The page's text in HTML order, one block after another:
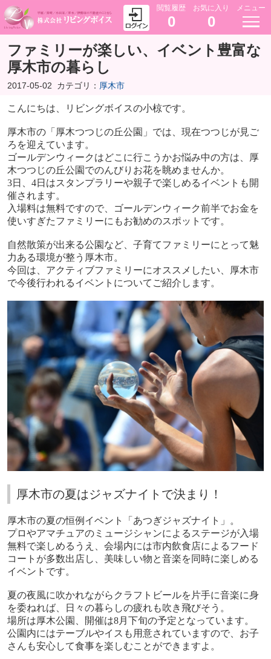
閲覧履歴
0
お気に入り
0
メニュー
ファミリーが楽しい、イベント豊富な
厚木市の暮らし
2017-05-02 カテゴリ： 厚木市
こんにちは、リビングボイスの小椋です。
厚木市の「厚木つつじの丘公園」では、現在つつじが見ご
ろを迎えています。
ゴールデンウィークはどこに行こうかお悩み中の方は、厚
木つつじの丘公園でのんびりお花を眺めませんか。
3日、 4日はスタンプラリーや親子で楽しめるイベントも開
催されます。
入場料は無料ですので、ゴールデンウィーク前半でお金を
使いすぎたファミリーにもお勧めのスポットです。
自然散策が出来る公園など、子育てファミリーにとって魅
力ある環境が整う厚木市。
今回は、アクティブファミリーにオススメしたい、厚木市
で今後行われるイベントについてご紹介します。
厚木市の夏はジャズナイトで決まり！
厚木市の夏の恒例イベント「あつぎジャズナイト」。
プロやアマチュアのミュージシャンによるステージが入場
無料で楽しめるうえ、会場内には市内飲食店によるフード
コートが多数出店し、美味しい物と音楽を同時に楽しめる
イベントです。
夏の夜風に吹かれながらクラフトビールを片手に音楽に身
を委ねれば、日々の暮らしの疲れも吹き飛びそう。
場所は厚木公園、開催は8月下旬の予定となっています。
公園内にはテーブルやイスも用意されていますので、お子
さんも安心して食事を楽しむことができますよ。